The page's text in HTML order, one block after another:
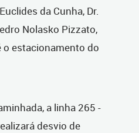
da Cunha, Dr.
Nolasko Pizzato,
o estacionamento do
a linha 265 -
desvio de